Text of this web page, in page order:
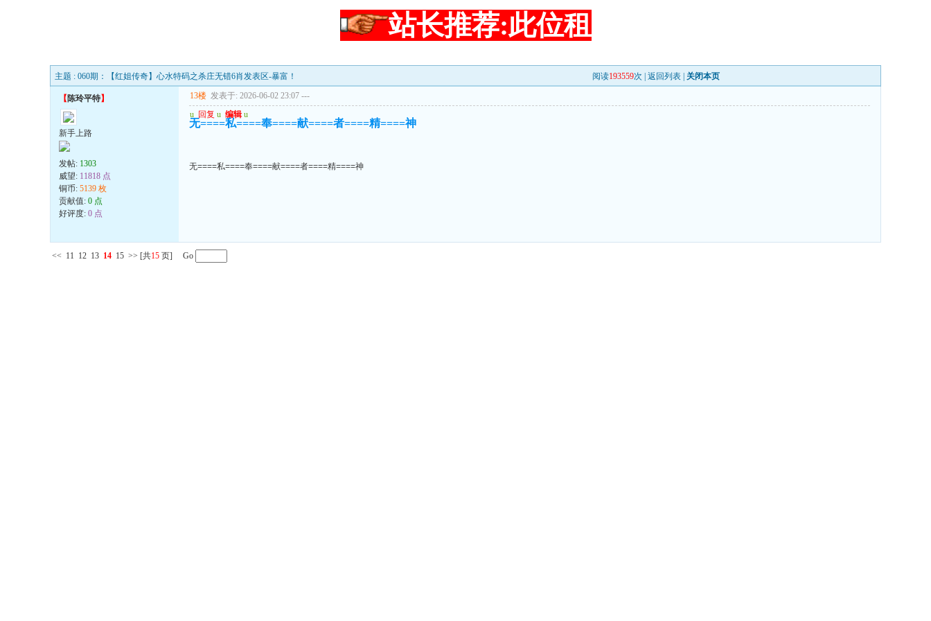
站长推荐:此位租
主题 : 060期：【红姐传奇】心水特码之杀庄无错6肖发表区-暴富！ 阅读193559次 | 返回列表 关闭本页
【 陈玲平特】
新手上路
发帖: 1303
威望: 11818 点
铜币: 5139 枚
贡献值: 0 点
好评度: 0 点
13楼 发表于: 2026-06-02 23:07 ---
u 回复 u 编辑 u
无====私====奉====献====者====精====神
无====私====奉====献====者====精====神
<< 11 12 13 14 15 >> [共15 页] Go